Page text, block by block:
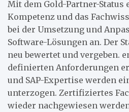
Mit dem Gold-Partner-Status
Kompetenz und das
bei der Umsetzung und
Software-Lösungen an. Der
neu bewertet und vergeben.
definierten Anforderungen
und SAP-Expertise werden
unterzogen. Zertifiziertes
wieder nachgewiesen